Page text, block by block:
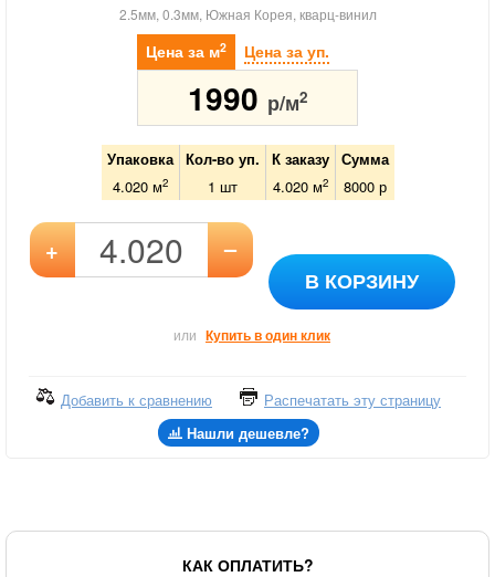
2.5мм, 0.3мм, Южная Корея, кварц-винил
Цена за м2 Цена за уп.
1990 р/м2
Упаковка Кол-во уп. К заказу
Сумма
4.020 м2 1 шт 4.020м2 8000р
+ –
В КОРЗИНУ
или Купить в один клик
Добавить к сравнению
Распечатать эту страницу
Нашли дешевле?
КАК ОПЛАТИТЬ?